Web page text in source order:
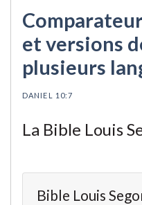
et versions
plusieurs
DANIEL 10:7
La Bible Louis
Bible Louis